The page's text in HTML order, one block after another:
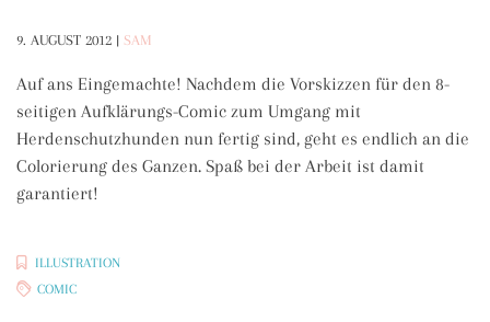
9. AUGUST 2012 | SAM
Auf ans Eingemachte! Nachdem die Vorskizzen für den 8-
seitigen Aufklärungs-Comic zum Umgang mit
Herdenschutzhunden nun fertig sind, geht es endlich an die
Colorierung des Ganzen. Spaß bei der Arbeit ist damit
garantiert!
ILLUSTRATION
COMIC